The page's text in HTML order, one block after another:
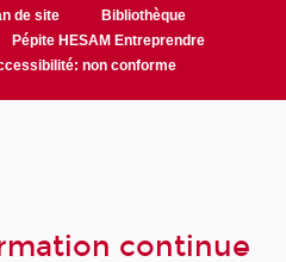
de site
Bibliothèque
Pépite HESAM Entreprendre
non conforme
continue